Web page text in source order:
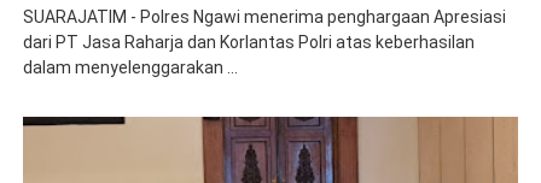
SUARAJATIM - Polres Ngawi menerima penghargaan Apresiasi
dari PT Jasa Raharja dan Korlantas Polri atas keberhasilan
dalam menyelenggarakan ...